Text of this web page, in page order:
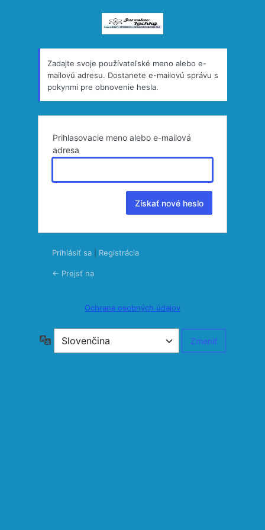
heslo?
Zadajte svoje používateľské meno alebo e-
mailovú adresu. Dostanete e-mailovú správu s
pokynmi pre obnovenie hesla.
Prihlasovacie meno alebo e-mailová
adresa
Prihlásiť sa Registrácia
← Prejsť na
Ochrana osobných údajov
Jazyk